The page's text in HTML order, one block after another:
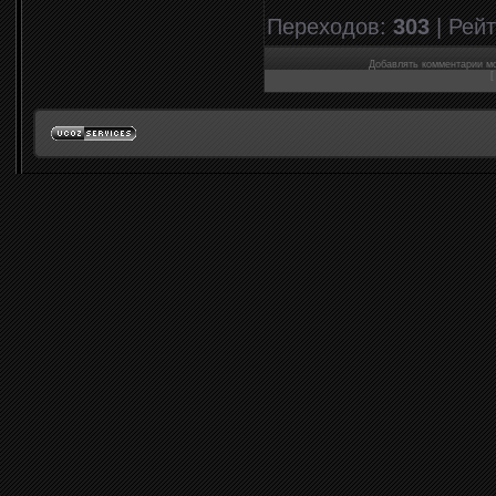
Переходов:303|
Добавлять комментарии